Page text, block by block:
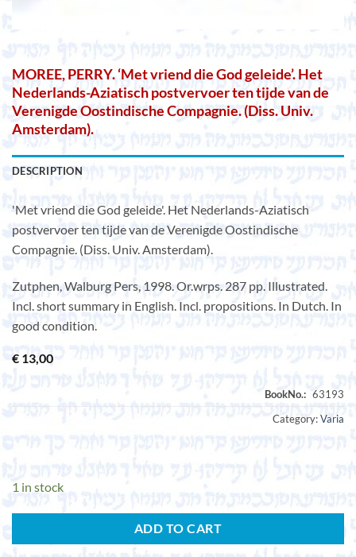
MOREE, PERRY. ‘Met vriend die God geleide’. Het
Nederlands-Aziatisch postvervoer ten tijde van de
Verenigde Oostindische Compagnie. (Diss. Univ.
Amsterdam).
DESCRIPTION
'Met vriend die God geleide'. Het Nederlands-Aziatisch
postvervoer ten tijde van de Verenigde Oostindische
Compagnie. (Diss. Univ. Amsterdam).
Zutphen, Walburg Pers, 1998. Or.wrps. 287 pp. Illustrated.
Incl. short summary in English. Incl. propositions. In Dutch. In
good condition.
€ 13,00
Category:Varia
1 in stock
ADD TO CART